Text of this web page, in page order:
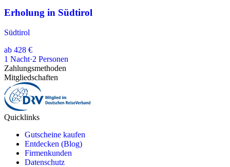
Erholung in Südtirol
Südtirol
ab 428 €
1 Nacht·2 Personen
Zahlungsmethoden
Mitgliedschaften
Quicklinks
Gutscheine kaufen
Entdecken (Blog)
Firmenkunden
Datenschutz